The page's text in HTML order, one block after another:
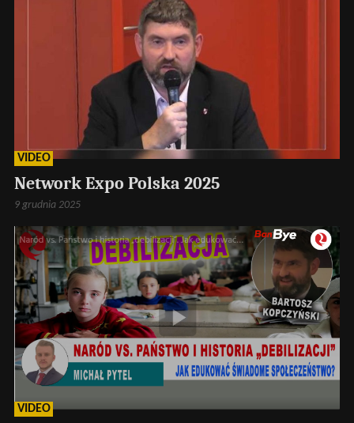
VIDEO
Network Expo Polska 2025
9 grudnia 2025
VIDEO